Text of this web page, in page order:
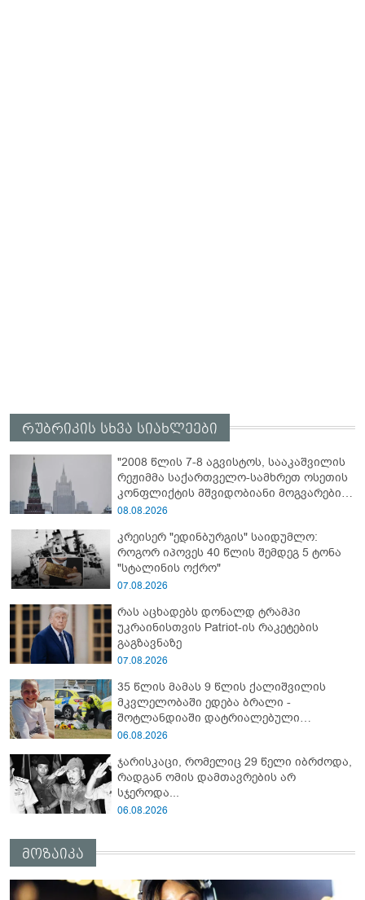
რუბრიკის სხვა სიახლეები
"2008 წლის 7-8 აგვისტოს, სააკაშვილის
რეჟიმმა საქართველო-სამხრეთ ოსეთის
კონფლიქტის მშვიდობიანი მოგვარების
შესახებ ყველა შეთანხმების დარღვევით,
აგრესია განახორციელა" - რუსეთის
საგარეო უწყება
08.08.2026
კრეისერ "ედინბურგის" საიდუმლო:
როგორ იპოვეს 40 წლის შემდეგ 5 ტონა
"სტალინის ოქრო"
07.08.2026
რას აცხადებს დონალდ ტრამპი
უკრაინისთვის Patriot-ის რაკეტების
გაგზავნაზე
07.08.2026
35 წლის მამას 9 წლის ქალიშვილის
მკვლელობაში ედება ბრალი -
შოტლანდიაში დატრიალებული
ტრაგედიის დეტალები
06.08.2026
ჯარისკაცი, რომელიც 29 წელი იბრძოდა,
რადგან ომის დამთავრების არ
სჯეროდა...
06.08.2026
მოზაიკა